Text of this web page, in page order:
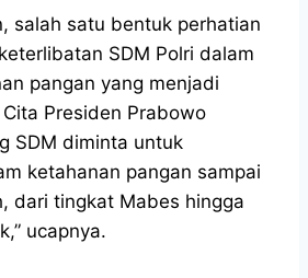
salah satu bentuk perhatian
SDM Polri dalam
pangan yang menjadi
Presiden Prabowo
SDM diminta untuk
ketahanan pangan sampai
dari tingkat Mabes hingga
ucapnya.